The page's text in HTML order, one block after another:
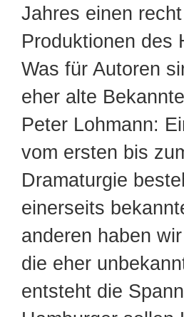
Jahres einen
Produktionen des
Was für Autoren
eher alte
Peter Lohmann:
vom ersten bis
Dramaturgie
einerseits
anderen haben
die eher
entsteht die